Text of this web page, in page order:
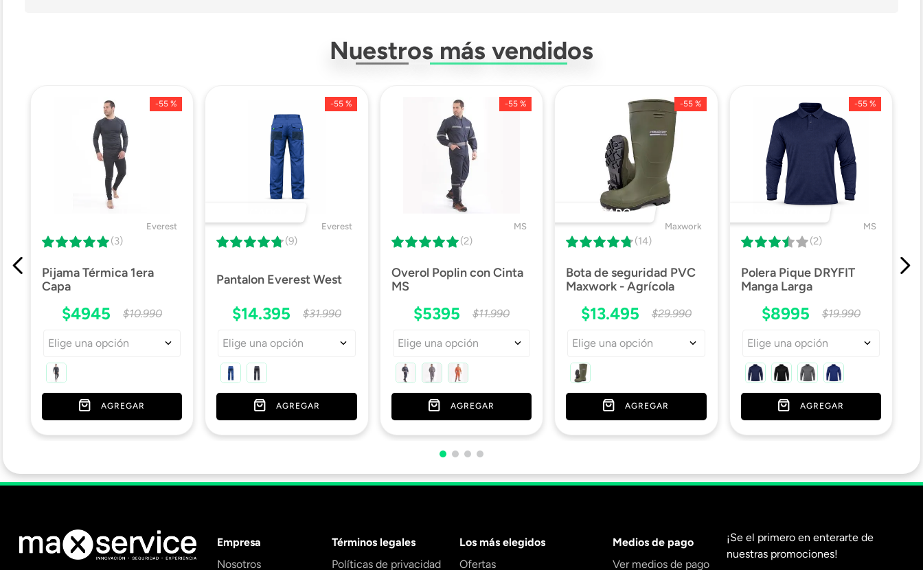
Unisex
Ficha Técnica Descargar Ficha Técnica
Nuestros más vendidos
-55 %
Everest
(3)
Pijama Térmica 1era
Capa
$4945 $10.990
Elige una opción
AGREGAR
-55 %
Everest
(9)
Pantalon Everest West
$14.395 $31.990
Elige una opción
AGREGAR
-55 %
MS
(2)
Overol Poplin con Cinta
MS
$5395 $11.990
Elige una opción
AGREGAR
-55 %
DESTACADO 🔥
Maxwork
(14)
Bota de seguridad PVC
Maxwork - Agrícola
$13.495 $29.990
Elige una opción
AGREGAR
-55 %
MS
(2)
Polera Pique DRYFIT
Manga Larga
$8995 $19.990
Elige una opción
AGREGAR
Empresa
Nosotros
Términos legales
Políticas de privacidad
Los más elegidos
Ofertas
Medios de pago
Ver medios de pago
¡Se el primero en enterarte de
nuestras promociones!